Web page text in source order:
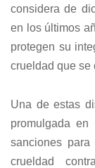
considera de
en los últimos
protegen su
crueldad que se
Una de estas
promulgada
sanciones
crueldad